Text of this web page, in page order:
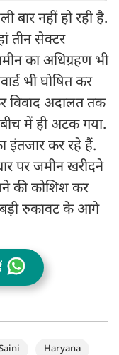
बार नहीं हो रही है.
तीन सेक्टर
का अधिग्रहण भी
भी घोषित कर
विवाद अदालत तक
में ही अटक गया.
कर रहे हैं.
पर जमीन खरीदने
की कोशिश कर
बड़ी रुकावट के आगे
Haryana